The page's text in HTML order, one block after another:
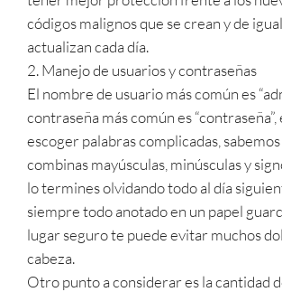
códigos malignos que se crean y de
actualizan cada día.
2. Manejo de usuarios y contraseñas
El nombre de usuario más común es
contraseña más común es
escoger palabras complicadas,
combinas mayúsculas, minúsculas y
lo termines olvidando todo al día
siempre todo anotado en un papel
lugar seguro te puede evitar muchos
cabeza.
Otro punto a considerar es la cantidad